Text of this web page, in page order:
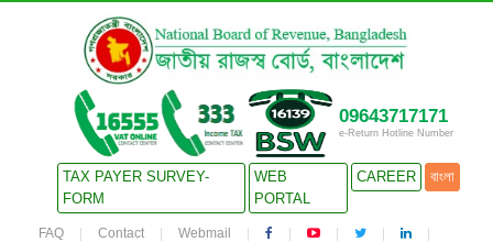
09643717171
e-Return Hotline Number
TAX PAYER SURVEY-
FORM
WEB
PORTAL
CAREER বাংলা
FAQ Contact Webmail